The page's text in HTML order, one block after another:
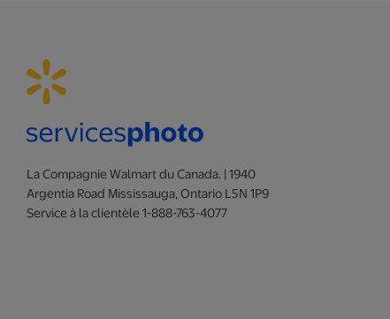
La Compagnie Walmart du Canada. | 1940
Argentia Road Mississauga, Ontario L5N 1P9
Service à la clientèle 1-888-763-4077